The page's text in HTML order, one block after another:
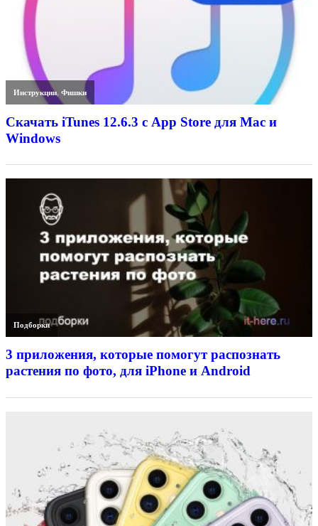
Инструкции,Фишки
Скачать iTunes 12.6.3 с App Store для Mac и
Windows
Подборки
3 приложения, которые помогут распознать
растения по фото, для iPhone и Android